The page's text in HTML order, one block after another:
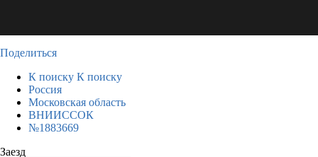
Поделиться
К поиску К поиску
Россия
Московская область
ВНИИССОК
№1883669
Заезд